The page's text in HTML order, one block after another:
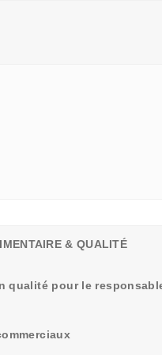
& QUALITÉ
qualité pour le